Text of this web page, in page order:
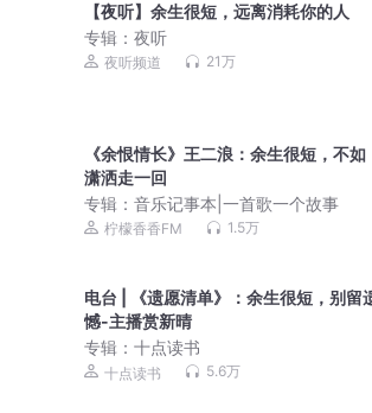
【夜听】余生很短，远离消耗你的人
专辑：夜听
夜听频道 21万
《余恨情长》王二浪：余生很短，不如
潇洒走一回
专辑：音乐记事本|一首歌一个故事
柠檬香香FM 1.5万
电台 | 《遗愿清单》：余生很短，别留
憾-主播赏新晴
专辑：十点读书
十点读书 5.6万